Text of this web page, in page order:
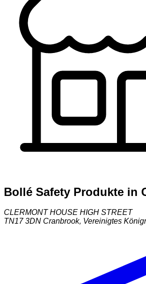
Bollé Safety Produkte in
CLERMONT HOUSE HIGH STREET
TN17 3DN Cranbrook, Vereinigtes